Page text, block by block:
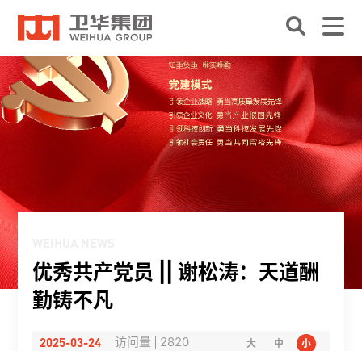
优秀共产党员 || 谢松涛：天道酬
勤铸不凡
2025-03-24 访问量 2820 大 中 小